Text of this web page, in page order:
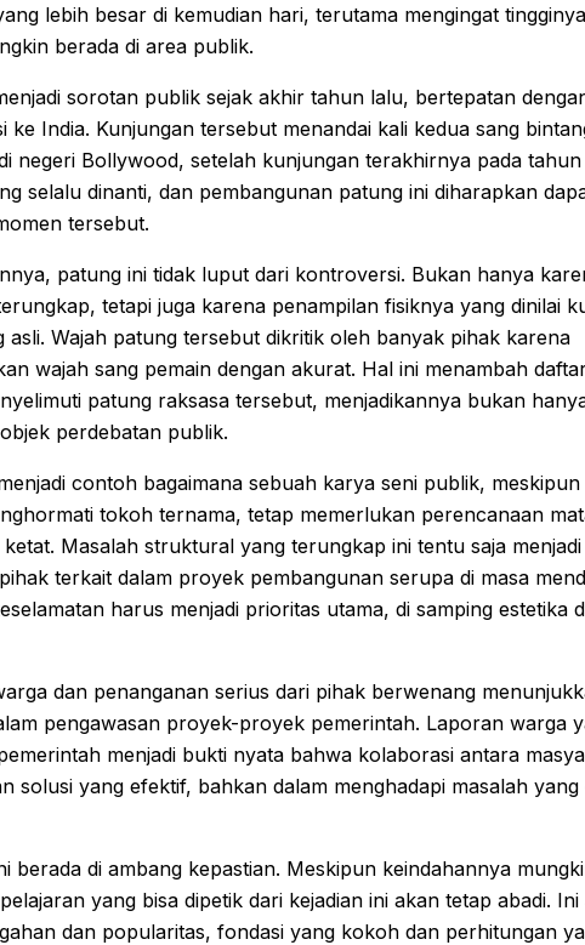
lebih besar di kemudian hari, terutama mengingat tingginya
berada di area publik.
sorotan publik sejak akhir tahun lalu, bertepatan
ke India. Kunjungan tersebut menandai kali kedua sang
negeri Bollywood, setelah kunjungan terakhirnya pada tahun
selalu dinanti, dan pembangunan patung ini diharapkan
tersebut.
patung ini tidak luput dari kontroversi. Bukan hanya
tetapi juga karena penampilan fisiknya yang dinilai
asli. Wajah patung tersebut dikritik oleh banyak pihak karena
wajah sang pemain dengan akurat. Hal ini menambah
patung raksasa tersebut, menjadikannya bukan
perdebatan publik.
contoh bagaimana sebuah karya seni publik,
tokoh ternama, tetap memerlukan perencanaan
Masalah struktural yang terungkap ini tentu saja menjadi
terkait dalam proyek pembangunan serupa di masa
harus menjadi prioritas utama, di samping estetika
dan penanganan serius dari pihak berwenang
pengawasan proyek-proyek pemerintah. Laporan warga
menjadi bukti nyata bahwa kolaborasi antara
solusi yang efektif, bahkan dalam menghadapi masalah
berada di ambang kepastian. Meskipun keindahannya
yang bisa dipetik dari kejadian ini akan tetap abadi. Ini
dan popularitas, fondasi yang kokoh dan perhitungan